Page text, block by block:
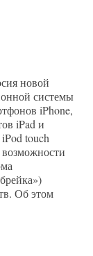
новой
системы
iPhone,
iPad и
touch
Об этом